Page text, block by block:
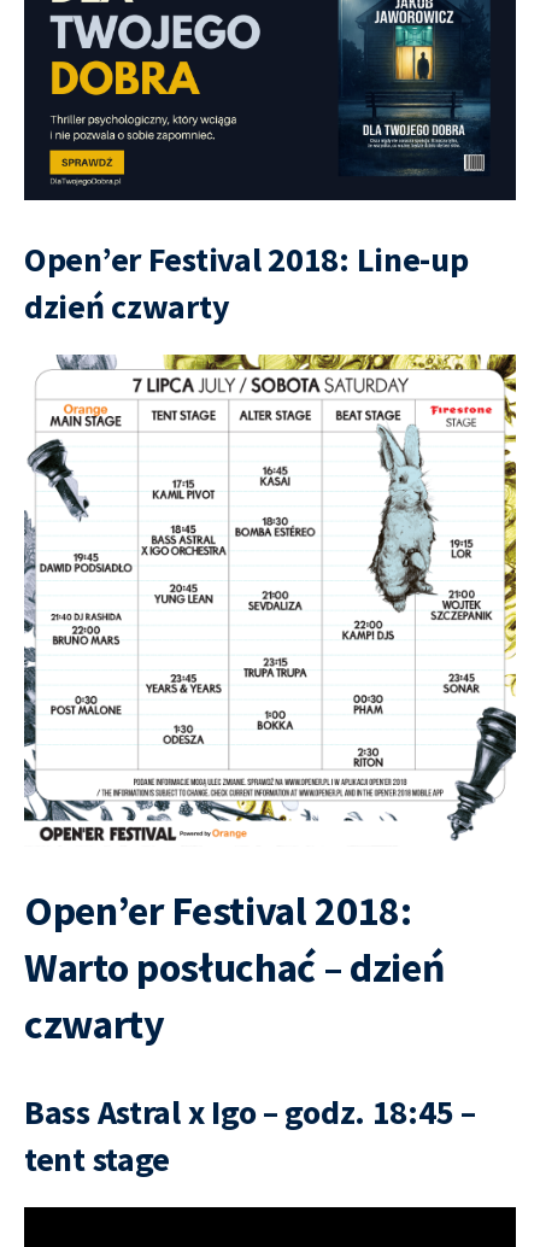
Open’er Festival 2018: Line-up
dzień czwarty
Open’er Festival 2018:
Warto posłuchać – dzień
czwarty
Bass Astral x Igo – godz. 18:45 –
tent stage